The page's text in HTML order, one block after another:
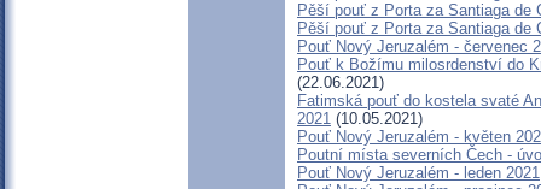
Pěší pouť z Porta za Santiaga de
Pěší pouť z Porta za Santiaga de
Pouť Nový Jeruzalém - červenec
Pouť k Božímu milosrdenství do
(22.06.2021)
Fatimská pouť do kostela svaté
2021 (10.05.2021)
Pouť Nový Jeruzalém - květen
Poutní místa severních Čech -
Pouť Nový Jeruzalém - leden 2021